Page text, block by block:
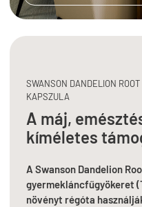
SWANSON DANDELION
KAPSZULA
A máj,
kíméletes
A Swanson Dandelion
gyermekláncfűgyökeret
növényt régóta